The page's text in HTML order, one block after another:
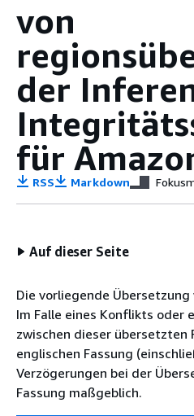
von
der
für
RSS Markdown
Auf dieser Seite
Die vorliegende
Im Falle eines Konflikts oder
zwischen dieser übersetzten
englischen Fassung
Verzögerungen bei der
Fassung maßgeblich.